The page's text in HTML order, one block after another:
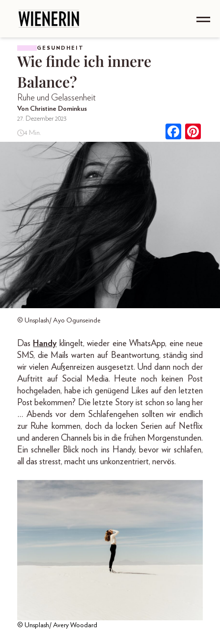
GESUNDHEIT
Wie finde ich innere
Balance?
Ruhe und Gelassenheit
Von Christine Dominkus
27. Dezember 2023
4 Min.
© Unsplash/ Ayo Ogunseinde
Das Handyklingelt, wieder eine WhatsApp, eine neue
SMS, die Mails warten auf Beantwortung, ständig sind
wir vielen Außenreizen ausgesetzt. Und dann noch der
Auftritt auf Social Media. Heute noch keinen Post
hochgeladen, habe ich genügend Likes auf den letzten
Post bekommen? Die letzte Story ist schon so lang her
… Abends vor dem Schlafengehen sollten wir endlich
zur Ruhe kommen, doch da locken Serien auf Netflix
und anderen Channels bis in die frühen Morgenstunden.
Ein schneller Blick noch ins Handy, bevor wir schlafen,
all das stresst, macht uns unkonzentriert, nervös.
© Unsplash/ Avery Woodard